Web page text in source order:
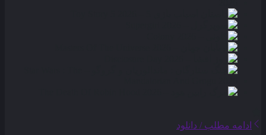
ادامه مطلب / دانلود